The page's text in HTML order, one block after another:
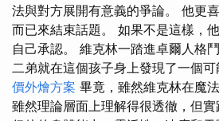
法與對方展開有意義的爭論。 他更
而已來結束話題。 如果不是這樣，
自己承認。 維克林一踏進卓爾人格
二弟就在這個孩子身上發現了一個可
價外燴方案 畢竟，雖然維克林在魔
雖然理論層面上理解得很透徹，但